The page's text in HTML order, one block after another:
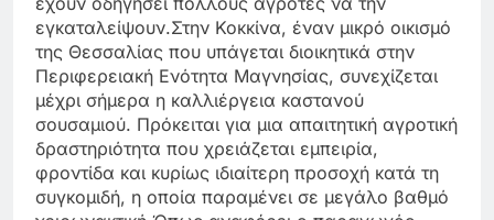
εγκαταλείψουν.Στην Κοκκίνα, έναν μικρό οικισμό
της Θεσσαλίας που υπάγεται διοικητικά στην
Περιφερειακή Ενότητα Μαγνησίας, συνεχίζεται
μέχρι σήμερα η καλλιέργεια καστανού
σουσαμιού. Πρόκειται για μια απαιτητική αγροτική
δραστηριότητα που χρειάζεται εμπειρία,
φροντίδα και κυρίως ιδιαίτερη προσοχή κατά τη
συγκομιδή, η οποία παραμένει σε μεγάλο βαθμό